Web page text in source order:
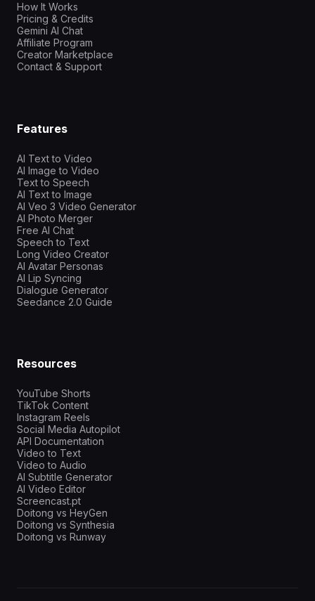
How It Works
Pricing & Credits
Gemini AI Chat
Affiliate Program
Creator Marketplace
Contact & Support
Features
AI Text to Video
AI Image to Video
Text to Speech
AI Text to Image
AI Veo 3 Video Generator
AI Photo Merger
Free AI Chat
Speech to Text
Long Video Creator
AI Avatar Personas
AI Lip Syncing
Dialogue Generator
Seedance 2.0 Guide
Resources
YouTube Shorts
TikTok Content
Instagram Reels
Social Media Autopilot
API Documentation
Video to Text
Video to Audio
AI Subtitle Generator
AI Video Editor
Screencast.pt
Doitong vs HeyGen
Doitong vs Synthesia
Doitong vs Runway